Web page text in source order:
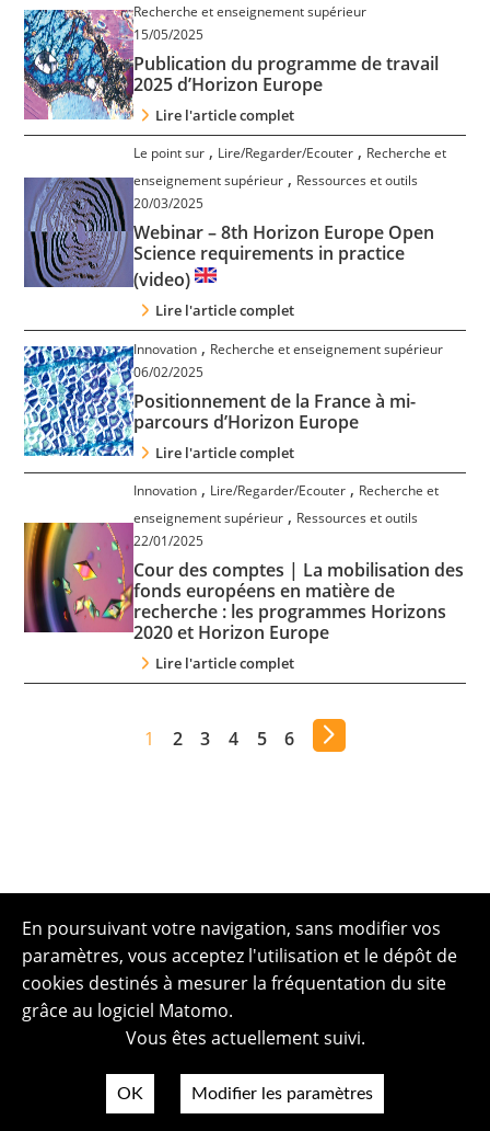
Recherche et enseignement supérieur
15/05/2025
Publication du programme de travail
2025 d’Horizon Europe
Lire l'article complet
Le point sur , Lire/Regarder/Ecouter , Recherche et
enseignement supérieur , Ressources et outils
20/03/2025
Webinar – 8th Horizon Europe Open
Science requirements in practice
(video)
Lire l'article complet
Innovation , Recherche et enseignement supérieur
06/02/2025
Positionnement de la France à mi-
parcours d’Horizon Europe
Lire l'article complet
Innovation , Lire/Regarder/Ecouter , Recherche et
enseignement supérieur , Ressources et outils
22/01/2025
Cour des comptes | La mobilisation des
fonds européens en matière de
recherche : les programmes Horizons
2020 et Horizon Europe
Lire l'article complet
1 2 3 4 5 6
En poursuivant votre navigation, sans modifier vos
paramètres, vous acceptez l'utilisation et le dépôt de
cookies destinés à mesurer la fréquentation du site
grâce au logiciel Matomo.
Vous êtes actuellement suivi.
OK Modifier les paramètres